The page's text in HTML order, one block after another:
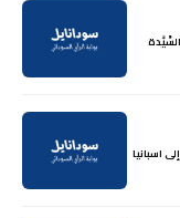
اسبانيا